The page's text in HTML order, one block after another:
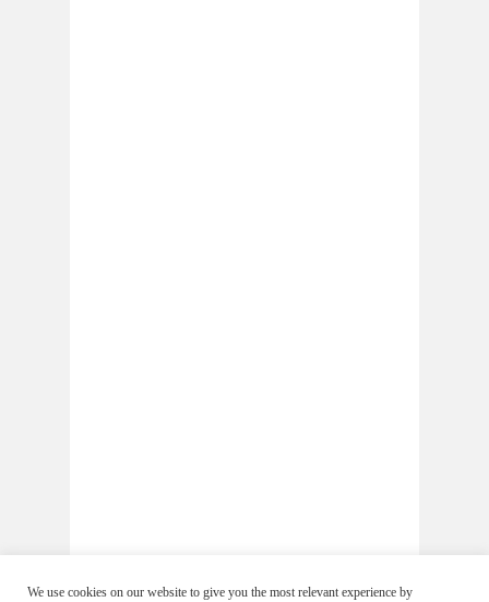
We use cookies on our website to give you the most relevant experience by